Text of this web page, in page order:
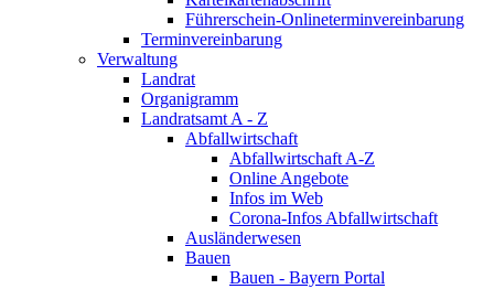
Führerschein-Onlineterminvereinbarung
Terminvereinbarung
Verwaltung
Landrat
Organigramm
Landratsamt A - Z
Abfallwirtschaft
Abfallwirtschaft A-Z
Online Angebote
Infos im Web
Corona-Infos Abfallwirtschaft
Ausländerwesen
Bauen
Bauen - Bayern Portal